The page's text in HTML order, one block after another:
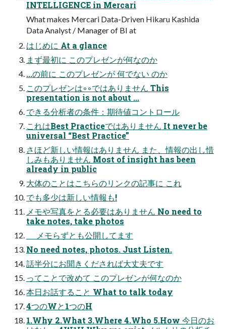
INTELLIGENCE in Mercari
What makes Mercari Data-Driven Hikaru Kashida
Data Analyst / Manager of BI at
はじめに At a glance
まず最初に このプレゼンが何なのか
...の前に このプレゼンが 何でない のか
このプレゼンは◦◦ではありません This
presentation is not about ...
できる分析者の条件：期待値コントロール
これはBest Practiceではありません It never be
universal “Best Practice”
さほど新しい情報はありません また、情報の出し惜
しみもありません Most of insight has been
already in public
大体のことはこちらのリンクの記事に これ
でも多少は新しい情報も!
メモや写真をとる必要はありません No need to
take notes, take photos
メモらずとも公開してます
No need notes, photos. Just Listen.
話半分にお聞きくだされば大丈夫です
ってことで改めて このプレゼンが何なのか
本日お話すること What to talk today
4つのWと1つのH
1.Why 2.What 3.Where 4.Who 5.How 今日のお